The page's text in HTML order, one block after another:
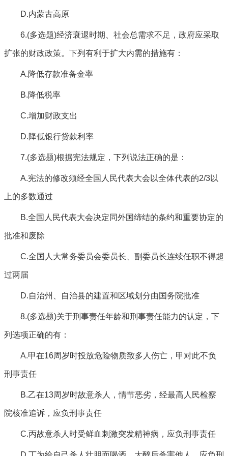
D.内蒙古高原
6.(多选题)经济衰退时期、社会总需求不足，政府应采取
扩张的财政政策。下列有利于扩大内需的措施有：
A.降低存款准备金率
B.降低税率
C.增加财政支出
D.降低银行贷款利率
7.(多选题)根据宪法规定，下列说法正确的是：
A.宪法的修改须经全国人民代表大会以全体代表的2/3以
上的多数通过
B.全国人民代表大会决定同外国缔结的条约和重要协定的
批准和废除
C.全国人大常务委员会委员长、副委员长连续任职不得超
过两届
D.自治州、自治县的建置和区域划分由国务院批准
8.(多选题)关于刑事责任年龄和刑事责任能力的认定，下
列选项正确的有：
A.甲在16周岁时投放危险物质致多人伤亡，甲对此不负
刑事责任
B.乙在13周岁时故意杀人，情节恶劣，经最高人民检察
院核准追诉，应负刑事责任
C.丙故意杀人时受鲜血刺激突发精神病，应负刑事责任